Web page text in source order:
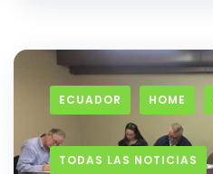
ECUADOR HOME
TODAS LAS NOTICIAS